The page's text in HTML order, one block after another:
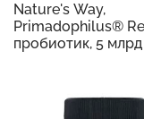
Nature's Way,
Primadophilus®
пробиотик, 5